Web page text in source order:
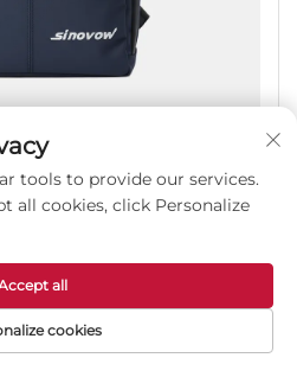
sa laganom ergonomskom
tools to provide our services.
all cookies, click Personalize
cookies
all